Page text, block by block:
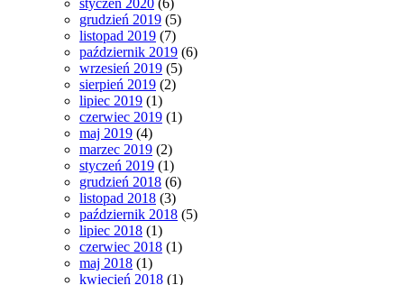
styczeń 2020 (6)
grudzień 2019 (5)
listopad 2019 (7)
październik 2019 (6)
wrzesień 2019 (5)
sierpień 2019 (2)
lipiec 2019 (1)
czerwiec 2019 (1)
maj 2019 (4)
marzec 2019 (2)
styczeń 2019 (1)
grudzień 2018 (6)
listopad 2018 (3)
październik 2018 (5)
lipiec 2018 (1)
czerwiec 2018 (1)
maj 2018 (1)
kwiecień 2018 (1)